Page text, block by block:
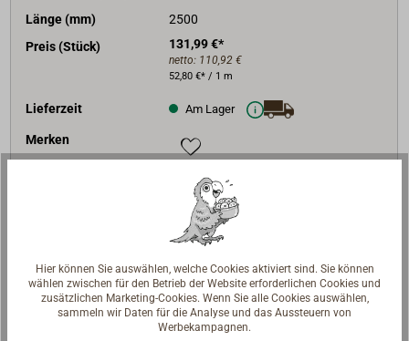
Länge (mm)
2500
Preis (Stück)
131,99 €*
netto: 110,92 €
52,80 €* / 1 m
Lieferzeit Am Lager
Merken
Art-Nr.
4453-2522
D (mm)
22
1,50
Hier können Sie auswählen, welche Cookies aktiviert sind. Sie können
wählen zwischen für den Betrieb der Website erforderlichen Cookies und
zusätzlichen Marketing-Cookies. Wenn Sie alle Cookies auswählen,
sammeln wir Daten für die Analyse und das Aussteuern von
Werbekampagnen.